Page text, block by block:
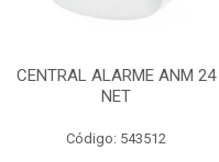
CENTRAL ALARME ANM 24
NET
Código: 543512